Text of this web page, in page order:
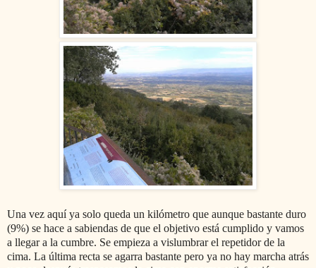
Una vez aquí ya solo queda un kilómetro que aunque bastante duro
(9%) se hace a sabiendas de que el objetivo está cumplido y vamos
a llegar a la cumbre. Se empieza a vislumbrar el repetidor de la
cima. La última recta se agarra bastante pero ya no hay marcha atrás